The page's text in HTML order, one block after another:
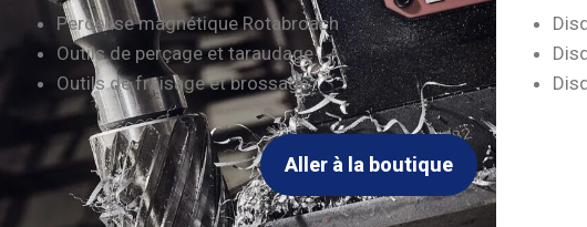
Perceuse magnétique Rotabroach
Outils de perçage et taraudage
Outils de fraisage et brossage
Aller à la boutique